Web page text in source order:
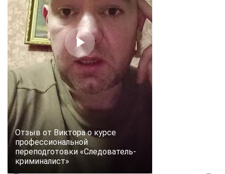
Отзыв от Виктора о курсе
профессиональной
переподготовки «Следователь-
криминалист»